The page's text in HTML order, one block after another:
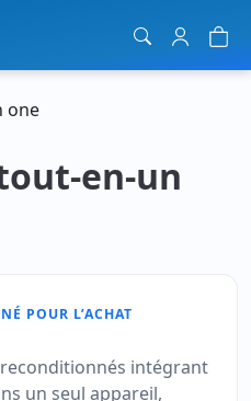
one
en-un
POUR L’ACHAT
intégrant
un seul appareil,